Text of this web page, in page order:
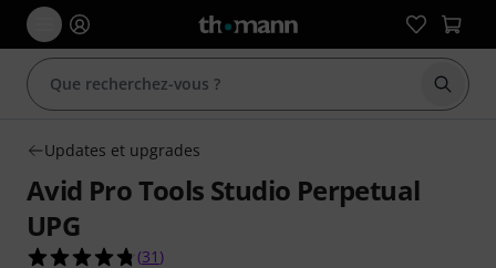
Updates et upgrades
Avid Pro Tools Studio Perpetual
UPG
4.7 étoiles sur 5 d'après 31 évaluations clients
(31 )